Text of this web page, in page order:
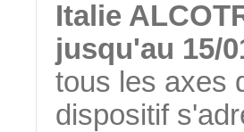
Italie
jusqu'au 15/
tous les axes
dispositif